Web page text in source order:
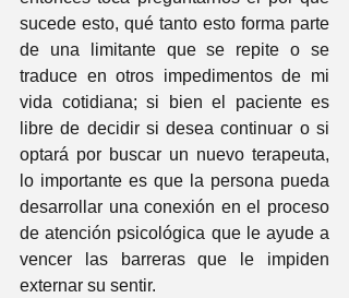
sucede esto, qué tanto esto forma parte
de una limitante que se repite o se
traduce en otros impedimentos de mi
vida cotidiana; si bien el paciente es
libre de decidir si desea continuar o si
optará por buscar un nuevo terapeuta,
lo importante es que la persona pueda
desarrollar una conexión en el proceso
de atención psicológica que le ayude a
vencer las barreras que le impiden
externar su sentir.